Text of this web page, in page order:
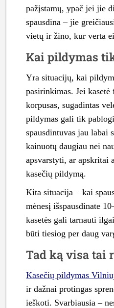
pažįstamų, ypač jei jie
spausdina – jie
vietų ir žino, kur verta
Kai pildymas
Yra situacijų, kai
pasirinkimas. Jei
korpusas, sugadintas
pildymas gali tik
spausdintuvas jau labai
kainuotų daugiau nei
apsvarstyti, ar apskritai
kasečių pildymą.
Kita situacija – kai
mėnesį išspausdinate
kasetės gali tarnauti
būti tiesiog per daug
Tad ką visa tai
Kasečių pildymas
ir dažnai protingas
ieškoti. Svarbiausia –